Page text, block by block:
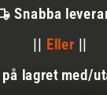
Snabba
|| Eller ||
på lagret med/